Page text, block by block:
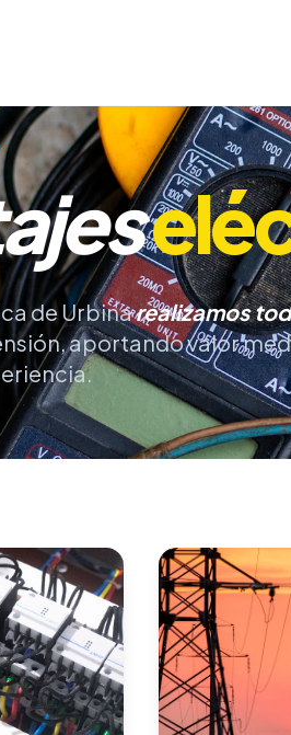
de Urbinarealizamos
aportando valor